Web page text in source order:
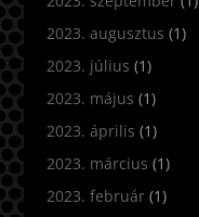
2023. augusztus (1)
2023. július (1)
2023. május (1)
2023. április (1)
2023. március (1)
2023. február(1)